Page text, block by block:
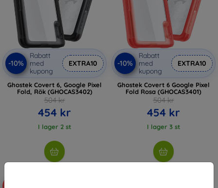
-10%
Rabatt
med
kupong
EXTRA10
Ghostek Covert 6, Google Pixel
Fold, Rök (GHOCAS3402)
504 kr
454 kr
I lager 2 st
-10%
Rabatt
med
kupong
EXTRA10
Ghostek Covert 6 Google Pixel
Fold Rosa (GHOCAS3401)
504 kr
454 kr
I lager 3 st